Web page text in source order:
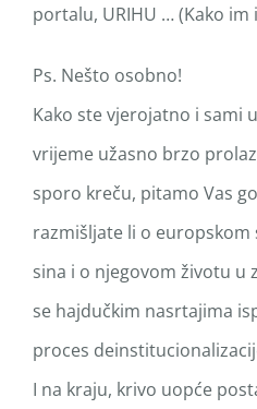
portalu, URIHU … (Kako im
Ps. Nešto osobno!
Kako ste vjerojatno i sami
vrijeme užasno brzo
sporo kreču, pitamo Vas
razmišljate li o
sina i o njegovom životu u
se hajdučkim nasrtajima
proces
I na kraju, krivo uopće